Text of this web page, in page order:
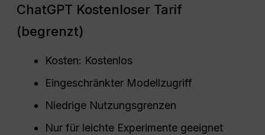
ChatGPT Kostenloser Tarif
(begrenzt)
Kosten: Kostenlos
Eingeschränkter Modellzugriff
Niedrige Nutzungsgrenzen
Nur für leichte Experimente geeignet